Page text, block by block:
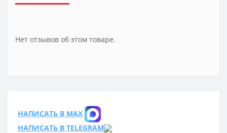
Нет отзывов об этом товаре.
НАПИСАТЬ В MAX
НАПИСАТЬ В TELEGRAM